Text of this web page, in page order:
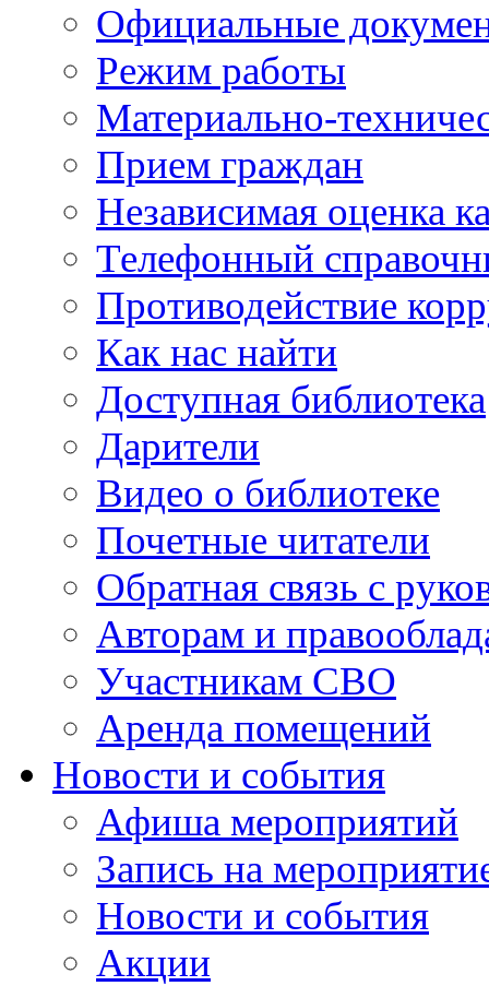
Официальные
Режим работы
Материально-
Прием граждан
Независимая оценка
Телефонный
Противодействие
Как нас найти
Доступная библиотека
Дарители
Видео о библиотеке
Почетные читатели
Обратная связь с
Авторам и
Участникам СВО
Аренда помещений
Новости и события
Афиша мероприятий
Запись на
Новости и события
Акции